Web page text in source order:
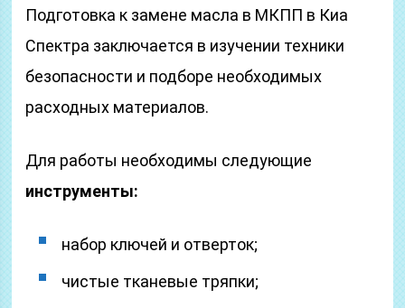
Подготовка к замене масла в МКПП в Киа
Спектра заключается в изучении техники
безопасности и подборе необходимых
расходных материалов.
Для работы необходимы следующие
инструменты:
набор ключей и отверток;
чистые тканевые тряпки;